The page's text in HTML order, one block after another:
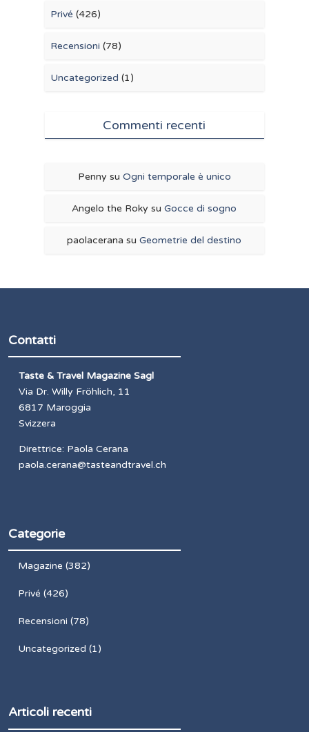
Privé (426)
Recensioni (78)
Uncategorized (1)
Commenti recenti
Penny su Ogni temporale è unico
Angelo the Roky suGocce di sogno
paolacerana suGeometrie del destino
Contatti
Taste & Travel Magazine Sagl
Via Dr. Willy Fröhlich, 11
6817 Maroggia
Svizzera
Direttrice: Paola Cerana
paola.cerana@tasteandtravel.ch
Categorie
Magazine (382)
Privé (426)
Recensioni (78)
Uncategorized (1)
Articoli recenti